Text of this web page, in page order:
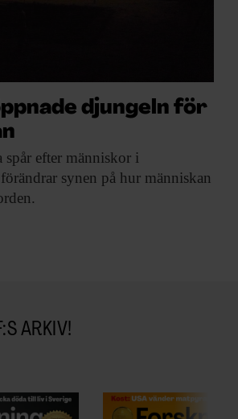
djungeln för
spår efter människor i
synen på hur människan
ARKIV!